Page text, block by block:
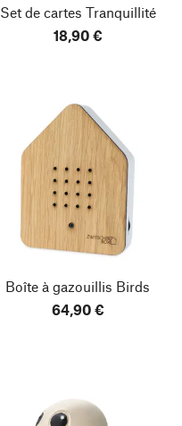
Set de cartes Tranquillité
18,90 €
Boîte à gazouillis Birds
64,90 €